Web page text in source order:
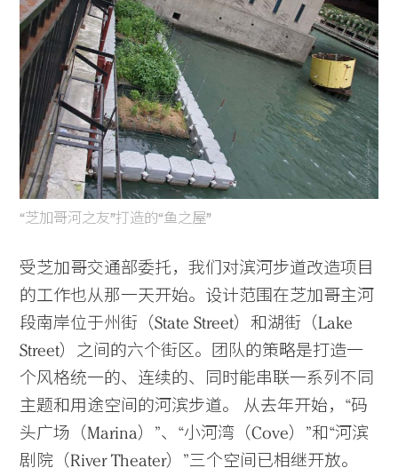
“芝加哥河之友”打造的“鱼之屋”
受芝加哥交通部委托，我们对滨河步道改造项目
的工作也从那一天开始。设计范围在芝加哥主河
段南岸位于州街（State Street）和湖街（Lake
Street）之间的六个街区。团队的策略是打造一
个风格统一的、连续的、同时能串联一系列不同
主题和用途空间的河滨步道。 从去年开始，“码
头广场（Marina）”、“小河湾（Cove）”和“河滨
剧院（River Theater）”三个空间已相继开放。